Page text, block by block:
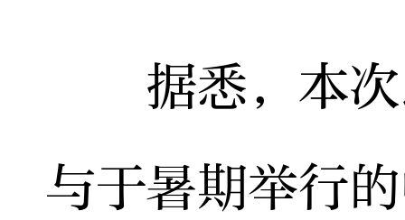
据悉，本次
与于暑期举行